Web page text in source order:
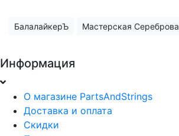
БалалайкерЪ Мастерская Сереброва
Информация
О магазине PartsAndStrings
Доставка и оплата
Скидки